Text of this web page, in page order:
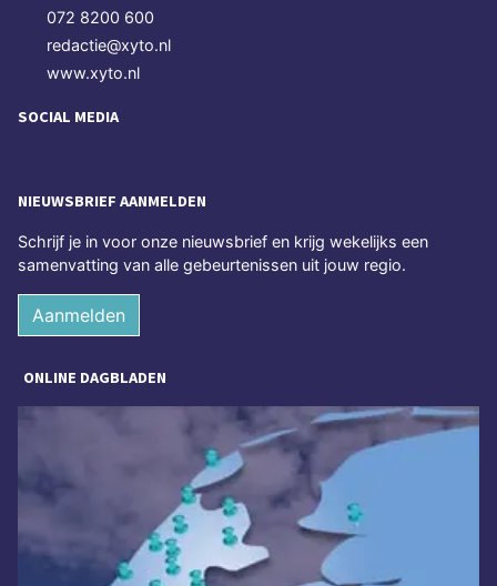
072 8200 600
redactie@xyto.nl
www.xyto.nl
SOCIAL MEDIA
NIEUWSBRIEF AANMELDEN
Schrijf je in voor onze nieuwsbrief en krijg wekelijks een
samenvatting van alle gebeurtenissen uit jouw regio.
Aanmelden
ONLINE DAGBLADEN